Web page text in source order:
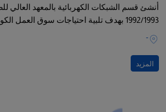
أنشئ قسم الشبكات الكهربائية بالمعهد العالي
1992/1993 بهدف تلبية احتياجات سوق العمل الكويتي من العمالة الوطنية
-
المزيد